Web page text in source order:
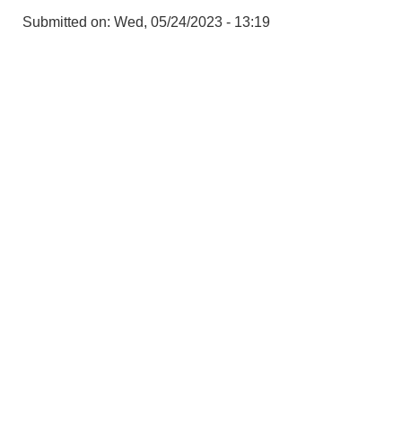
Submitted on: Wed, 05/24/2023 - 13:19